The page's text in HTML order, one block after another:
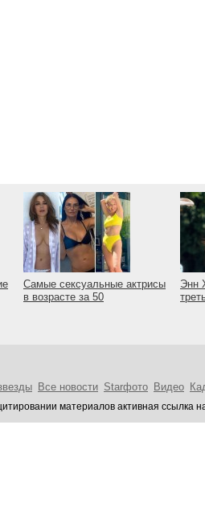
Самые сексуальные актрисы
в возрасте за 50
Энн
Все новости Starфото Видео
материалов активная ссылка